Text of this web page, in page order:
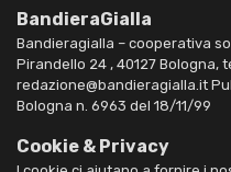
BandieraGialla
Bandieragialla – cooperativa
Pirandello 24 , 40127 Bologna,
redazione@bandieragialla.it
Bologna n. 6963 del 18/11/99
Cookie & Privacy